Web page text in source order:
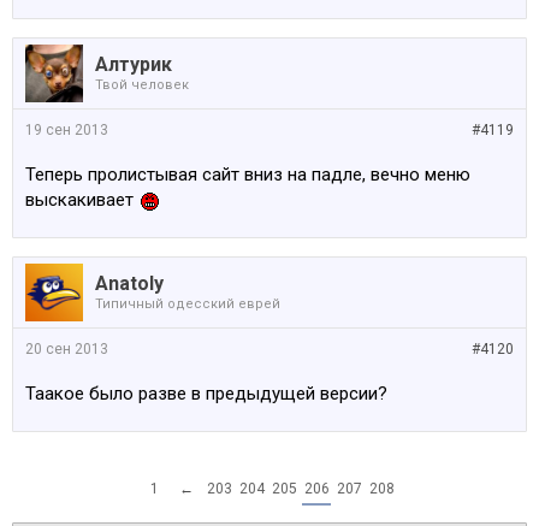
Алтурик
Твой человек
#4119
19 сен 2013
Теперь пролистывая сайт вниз на падле, вечно меню
выскакивает
Anatoly
Типичный одесский еврей
#4120
20 сен 2013
Таакое было разве в предыдущей версии?
1 ← 203 204 205 206 207 208